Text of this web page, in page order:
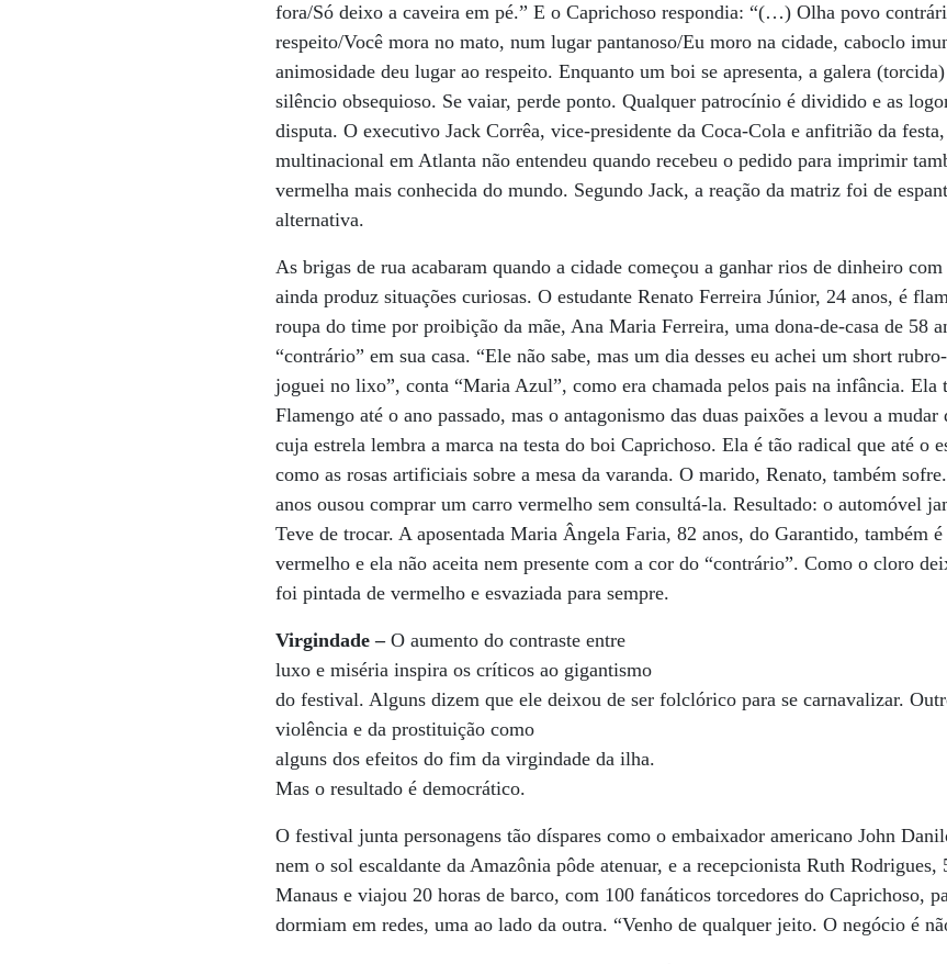
fora/Só deixo a caveira em pé.” E o Caprichoso respondia: “(…) Olha povo
respeito/Você mora no mato, num lugar pantanoso/Eu moro na cidade, caboclo
animosidade deu lugar ao respeito. Enquanto um boi se apresenta, a galera
silêncio obsequioso. Se vaiar, perde ponto. Qualquer patrocínio é dividido e as
disputa. O executivo Jack Corrêa, vice-presidente da Coca-Cola e anfitrião da
multinacional em Atlanta não entendeu quando recebeu o pedido para imprimir
vermelha mais conhecida do mundo. Segundo Jack, a reação da matriz foi de
alternativa.
As brigas de rua acabaram quando a cidade começou a ganhar rios de dinheiro
ainda produz situações curiosas. O estudante Renato Ferreira Júnior, 24 anos, é
roupa do time por proibição da mãe, Ana Maria Ferreira, uma dona-de-casa de 58
“contrário” em sua casa. “Ele não sabe, mas um dia desses eu achei um short
joguei no lixo”, conta “Maria Azul”, como era chamada pelos pais na infância. Ela
Flamengo até o ano passado, mas o antagonismo das duas paixões a levou a
cuja estrela lembra a marca na testa do boi Caprichoso. Ela é tão radical que até o
como as rosas artificiais sobre a mesa da varanda. O marido, Renato, também
anos ousou comprar um carro vermelho sem consultá-la. Resultado: o automóvel
Teve de trocar. A aposentada Maria Ângela Faria, 82 anos, do Garantido, também
vermelho e ela não aceita nem presente com a cor do “contrário”. Como o cloro
foi pintada de vermelho e esvaziada para sempre.
Virgindade –O aumento do contraste entre
luxo e miséria inspira os críticos ao gigantismo
do festival. Alguns dizem que ele deixou de ser folclórico para se carnavalizar.
violência e da prostituição como
alguns dos efeitos do fim da virgindade da ilha.
Mas o resultado é democrático.
O festival junta personagens tão díspares como o embaixador americano John
nem o sol escaldante da Amazônia pôde atenuar, e a recepcionista Ruth Rodrigues,
Manaus e viajou 20 horas de barco, com 100 fanáticos torcedores do Caprichoso,
dormiam em redes, uma ao lado da outra. “Venho de qualquer jeito. O negócio é